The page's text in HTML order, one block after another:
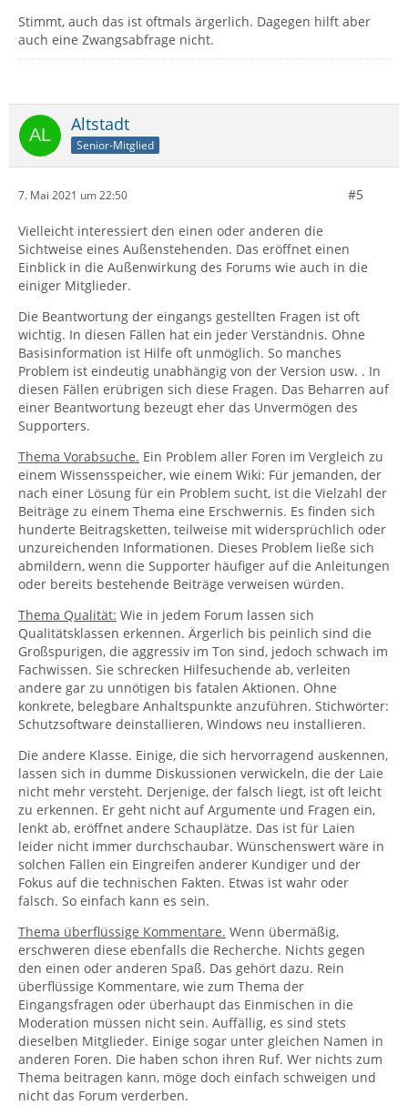
Stimmt, auch das ist oftmals ärgerlich. Dagegen hilft aber
auch eine Zwangsabfrage nicht.
Altstadt
Senior-Mitglied
7. Mai 2021 um 22:50 #5
Vielleicht interessiert den einen oder anderen die
Sichtweise eines Außenstehenden. Das eröffnet einen
Einblick in die Außenwirkung des Forums wie auch in die
einiger Mitglieder.
Die Beantwortung der eingangs gestellten Fragen ist oft
wichtig. In diesen Fällen hat ein jeder Verständnis. Ohne
Basisinformation ist Hilfe oft unmöglich. So manches
Problem ist eindeutig unabhängig von der Version usw. . In
diesen Fällen erübrigen sich diese Fragen. Das Beharren auf
einer Beantwortung bezeugt eher das Unvermögen des
Supporters.
Thema Vorabsuche. Ein Problem aller Foren im Vergleich zu
einem Wissensspeicher, wie einem Wiki: Für jemanden, der
nach einer Lösung für ein Problem sucht, ist die Vielzahl der
Beiträge zu einem Thema eine Erschwernis. Es finden sich
hunderte Beitragsketten, teilweise mit widersprüchlich oder
unzureichenden Informationen. Dieses Problem ließe sich
abmildern, wenn die Supporter häufiger auf die Anleitungen
oder bereits bestehende Beiträge verweisen würden.
Thema Qualität: Wie in jedem Forum lassen sich
Qualitätsklassen erkennen. Ärgerlich bis peinlich sind die
Großspurigen, die aggressiv im Ton sind, jedoch schwach im
Fachwissen. Sie schrecken Hilfesuchende ab, verleiten
andere gar zu unnötigen bis fatalen Aktionen. Ohne
konkrete, belegbare Anhaltspunkte anzuführen. Stichwörter:
Schutzsoftware deinstallieren, Windows neu installieren.
Die andere Klasse. Einige, die sich hervorragend auskennen,
lassen sich in dumme Diskussionen verwickeln, die der Laie
nicht mehr versteht. Derjenige, der falsch liegt, ist oft leicht
zu erkennen. Er geht nicht auf Argumente und Fragen ein,
lenkt ab, eröffnet andere Schauplätze. Das ist für Laien
leider nicht immer durchschaubar. Wünschenswert wäre in
solchen Fällen ein Eingreifen anderer Kundiger und der
Fokus auf die technischen Fakten. Etwas ist wahr oder
falsch. So einfach kann es sein.
Thema überflüssige Kommentare. Wenn übermäßig,
erschweren diese ebenfalls die Recherche. Nichts gegen
den einen oder anderen Spaß. Das gehört dazu. Rein
überflüssige Kommentare, wie zum Thema der
Eingangsfragen oder überhaupt das Einmischen in die
Moderation müssen nicht sein. Auffällig, es sind stets
dieselben Mitglieder. Einige sogar unter gleichen Namen in
anderen Foren. Die haben schon ihren Ruf. Wer nichts zum
Thema beitragen kann, möge doch einfach schweigen und
nicht das Forum verderben.